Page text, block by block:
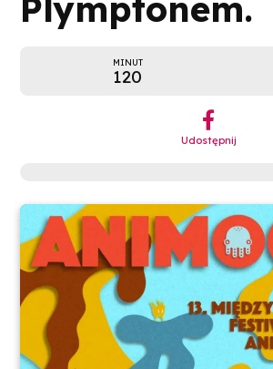
Plymptonem.
MINUT
120
︁
Udostępnij